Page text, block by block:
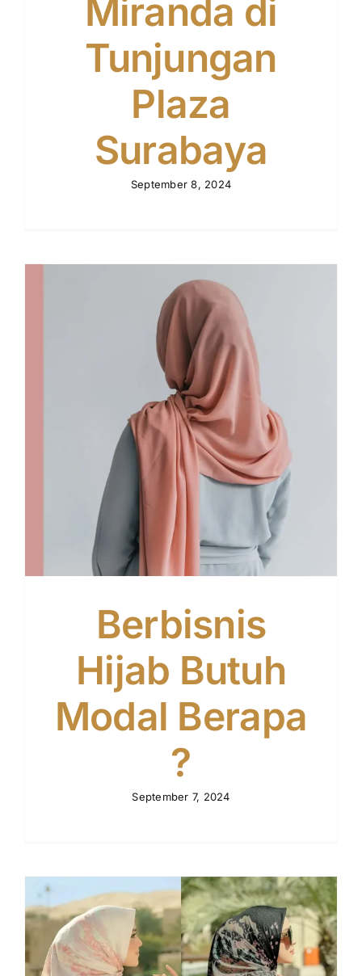
Miranda di
Tunjungan
Plaza
Surabaya
September 8, 2024
Berbisnis
Hijab Butuh
Modal Berapa
?
September 7, 2024